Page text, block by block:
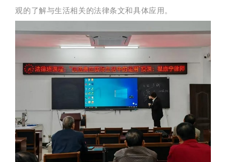
观的了解与生活相关的法律条文和具体应用。